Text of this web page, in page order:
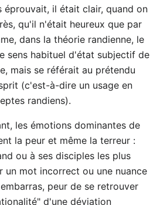
éprouvait, il était clair, quand on
qu'il n'était heureux que par
dans la théorie randienne, le
sens habituel d'état subjectif de
mais se référait au prétendu
(c'est-à-dire un usage en
randiens).
les émotions dominantes de
la peur et même la terreur :
ou à ses disciples les plus
un mot incorrect ou une nuance
peur de se retrouver
d'une déviation